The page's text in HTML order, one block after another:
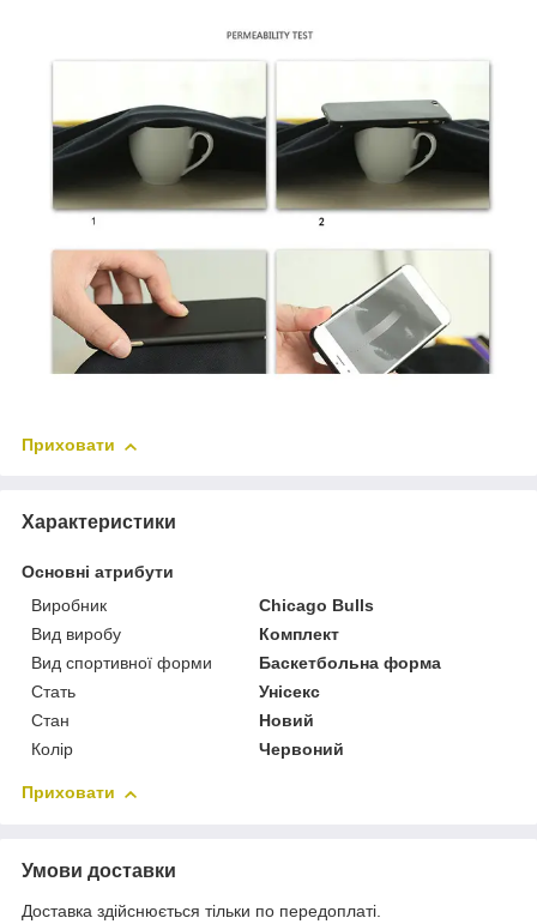
Приховати
Характеристики
Основні атрибути
Виробник
Chicago Bulls
Вид виробу
Комплект
Вид спортивної форми
Баскетбольна форма
Стать
Унісекс
Стан
Новий
Колір
Червоний
Приховати
Умови доставки
Доставка здійснюється тільки по передоплаті.